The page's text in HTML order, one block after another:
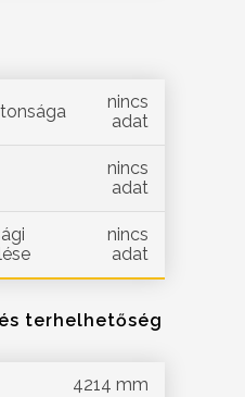
nincs
adat
nincs
adat
nincs
adat
terhelhetőség
4214 mm